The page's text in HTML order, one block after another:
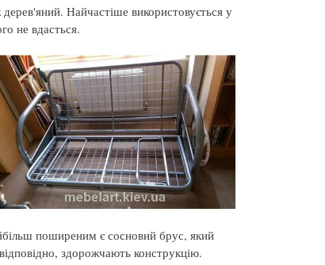
Найчастіше використовується у
не вдасться.
поширеним є сосновий брус, який
здорожчають конструкцію.